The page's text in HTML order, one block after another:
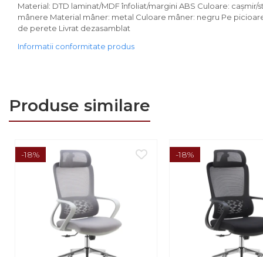
Comode lux-ultramoderne
Dulapuri haine si Sifoniere
inclusa(pachet promo)
Paturi lemn & pal
Paturi metalice
Paturi tapitate
Seturi dormitoare
Material: DTD laminat/MDF înfoliat/margini ABS Culoare:
mânere Material mâner: metal Culoare mâner: negru Pe
de perete Livrat dezasamblat
Informatii conformitate produs
Produse similare
-18% -18%